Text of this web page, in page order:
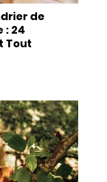
de
: 24
Tout